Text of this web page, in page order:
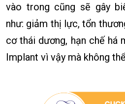
vào trong cũng sẽ gây
như: giảm thị lực, tổn
cơ thái dương, hạn chế há
Implant vì vậy mà không